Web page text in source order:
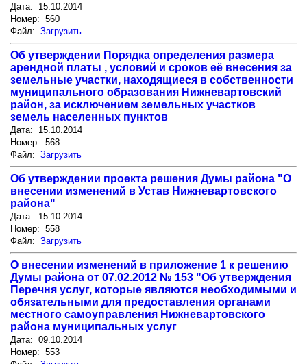
Дата: 15.10.2014
Номер: 560
Файл: Загрузить
Об утверждении Порядка определения размера
арендной платы , условий и сроков её внесения за
земельные участки, находящиеся в собственности
муниципального образования Нижневартовский
район, за исключением земельных участков
земель населенных пунктов
Дата: 15.10.2014
Номер: 568
Файл: Загрузить
Об утверждении проекта решения Думы района "О
внесении изменений в Устав Нижневартовского
района"
Дата: 15.10.2014
Номер: 558
Файл: Загрузить
О внесении изменений в приложение 1 к решению
Думы района от 07.02.2012 № 153 "Об утверждения
Перечня услуг, которые являются необходимыми и
обязательными для предоставления органами
местного самоуправления Нижневартовского
района муниципальных услуг
Дата: 09.10.2014
Номер: 553